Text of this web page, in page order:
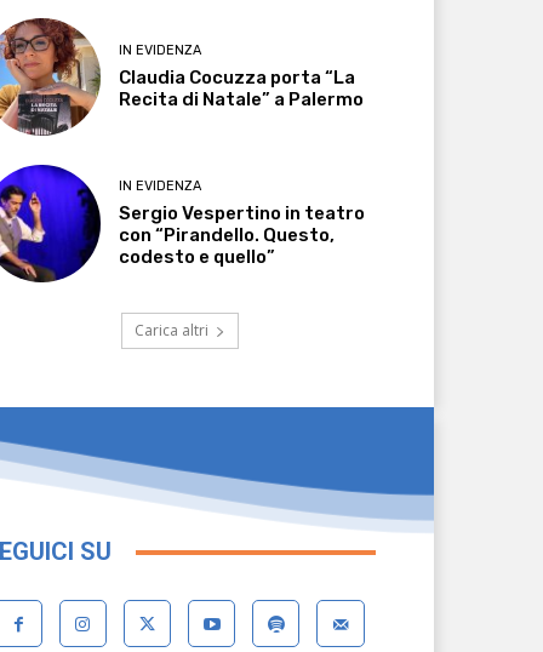
IN EVIDENZA
Claudia Cocuzza porta “La
Recita di Natale” a Palermo
IN EVIDENZA
Sergio Vespertino in teatro
con “Pirandello. Questo,
codesto e quello”
Carica altri
SU